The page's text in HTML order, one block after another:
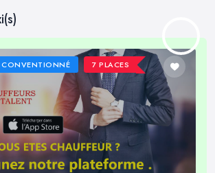
CONVENTIONNÉ 7 PLACES